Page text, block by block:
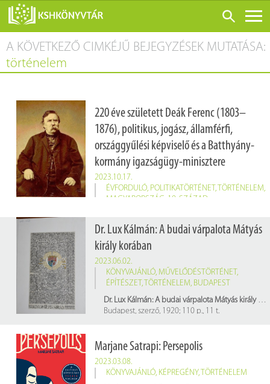
ONLINE KATALÓGUS
RÓLUNK
SZOLGÁLTATÁSOK
KONFERENCIÁK
ADATBÁZISOK
BLOG
A KÖVETKEZŐ CIMKÉJŰ BEJEGYZÉSEK MUTATÁSA:
történelem
220 éve született Deák Ferenc (1803–
1876), politikus, jogász, államférfi,
országgyűlési képviselő és a Batthyány-
kormány igazságügy-minisztere
2023.10.17.
ÉVFORDULÓ, POLITIKATÖRTÉNET, TÖRTÉNELEM,
MAGYARORSZÁG
19. SZÁZAD
Dr. Lux Kálmán: A budai várpalota Mátyás
király korában
2023.06.02.
KÖNYVAJÁNLÓ, MŰVELŐDÉSTÖRTÉNET ,
ÉPÍTÉSZET , TÖRTÉNELEM, BUDAPEST
Dr. Lux Kálmán: A budai várpalota Mátyás király korában
Budapest, szerző, 1920; 110 p., 11 t.
Marjane Satrapi: Persepolis
2023.03.08.
KÖNYVAJÁNLÓ, KÉPREGÉNY, TÖRTÉNELEM